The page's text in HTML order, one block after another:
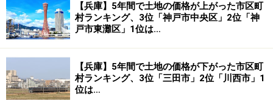
評価が高まったことによると考えられます。とりわけ市
域中心部、駅間が徒歩5分と近接するJR「摂津本山」
駅・阪急「岡本」駅両駅利用可能なエリアは分譲マンシ
ョンから駅徒歩圏内となる北部の戸建てエリアまで住宅
需要は旺盛で、商業地共に極端な売り手市場となってい
ます。
【兵庫】5年間で土地の価格が上がった市区町
村ランキング、3位「神戸市中央区」2位「神
戸市東灘区」1位は…
【兵庫】5年間で土地の価格が下がった市区町
村ランキング、3位「三田市」2位「川西市」1
位は…